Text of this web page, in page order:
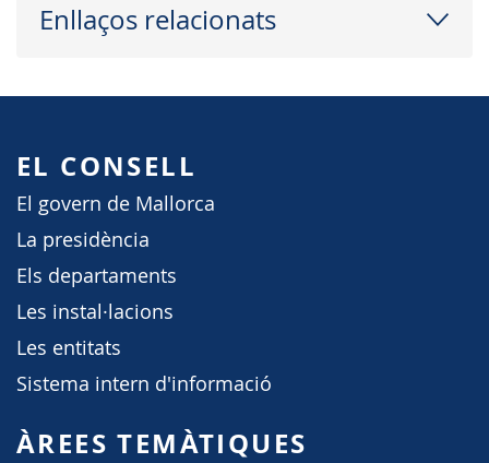
Enllaços relacionats
EL CONSELL
El govern de Mallorca
La presidència
Els departaments
Les instal·lacions
Les entitats
Sistema intern d'informació
ÀREES TEMÀTIQUES